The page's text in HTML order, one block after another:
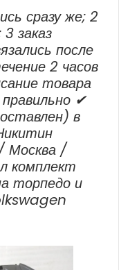
сразу же; 2
заказ
после
2 часов
товара
✔
в
Москва /
комплект
торпедо и